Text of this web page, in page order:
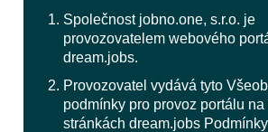
Společnost jobno.one, s.r.o. je
provozovatelem webového
dream.jobs.
Provozovatel vydává tyto
podmínky pro provoz portálu
stránkách dream.jobs